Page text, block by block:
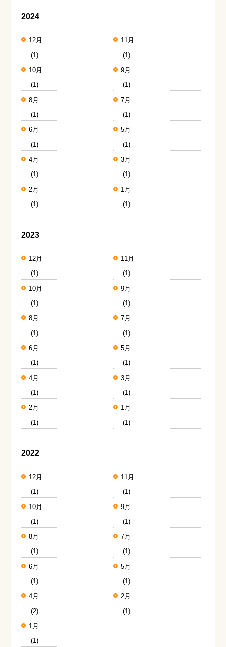
2024
12月
(1)
11月
(1)
10月
(1)
9月
(1)
8月
(1)
7月
(1)
6月
(1)
5月
(1)
4月
(1)
3月
(1)
2月
(1)
1月
(1)
2023
12月
(1)
11月
(1)
10月
(1)
9月
(1)
8月
(1)
7月
(1)
6月
(1)
5月
(1)
4月
(1)
3月
(1)
2月
(1)
1月
(1)
2022
12月
(1)
11月
(1)
10月
(1)
9月
(1)
8月
(1)
7月
(1)
6月
(1)
5月
(1)
4月
(2)
2月
(1)
1月
(1)